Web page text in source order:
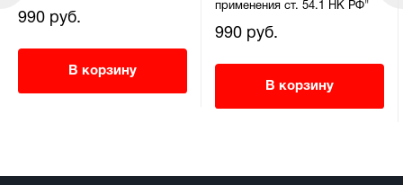
990 руб.
В корзину
применения ст. 54.1 НК РФ"
990 руб.
В корзину